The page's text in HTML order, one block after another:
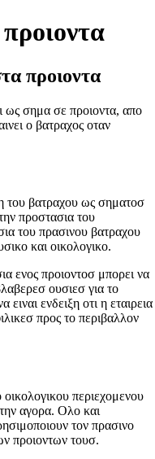
προιοντα
ως σημα σε προιοντα, απο
ο βατραχος οταν
του βατραχου ως σηματοσ
προστασια του
του πρασινου βατραχου
και οικολογικο.
ενος προιοντοσ μπορει να
ουσιεσ για το
ενδειξη οτι η εταιρεια
προς το περιβαλλον
περιεχομενου
αγορα. Ολο και
τον πρασινο
προιοντων τουσ.